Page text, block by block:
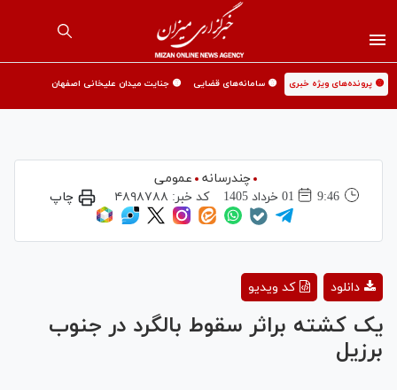
🟡 پرونده‌های ویژه خبری 🟡 سامانه‌های قضایی 🟡 جنایت میدان علیخانی اصفهان
چندرسانه
عمومی
9:46
01 خرداد 1405 کد خبر: ۴۸۹۸۷۸۸ چاپ
Video
کد ویدیو دانلود
یک‌ کشته براثر سقوط بالگرد در جنوب
برزیل